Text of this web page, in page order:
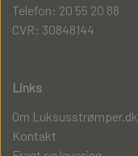
Telefon: 20 55 20 88
CVR: 30848144
Links
Om Luksusstrømper.dk
Kontakt